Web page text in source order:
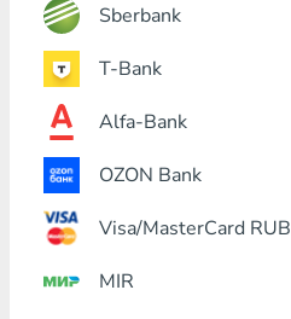
Sberbank
T-Bank
Alfa-Bank
OZON Bank
Visa/MasterCard RUB
MIR